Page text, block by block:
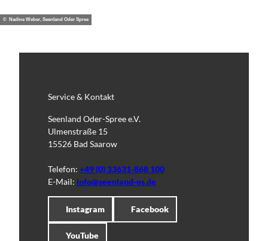
© Nadine Weber, Seenland Oder Spree
Service & Kontakt
Seenland Oder-Spree e.V.
Ulmenstraße 15
15526 Bad Saarow
Telefon: +49 (0) 33631-868 100
E-Mail: info@seenland-os.de
Instagram Facebook
YouTube